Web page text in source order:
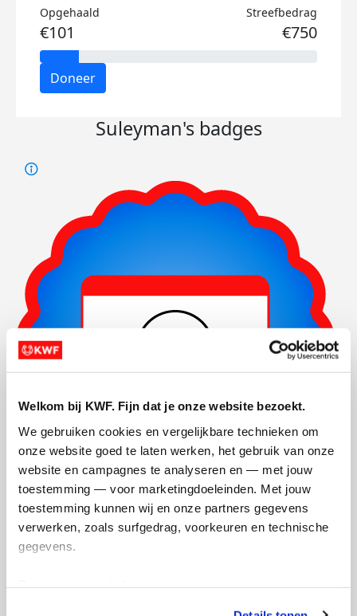
Welkom bij KWF. Fijn dat je onze website bezoekt.
We gebruiken cookies en vergelijkbare technieken om
onze website goed te laten werken, het gebruik van onze
website en campagnes te analyseren en — met jouw
toestemming — voor marketingdoeleinden. Met jouw
toestemming kunnen wij en onze partners gegevens
verwerken, zoals surfgedrag, voorkeuren en technische
gegevens.
Opgehaald
€101
Streefbedrag
€750
Doneer
Suleyman's badges
Actiepagina gemaakt